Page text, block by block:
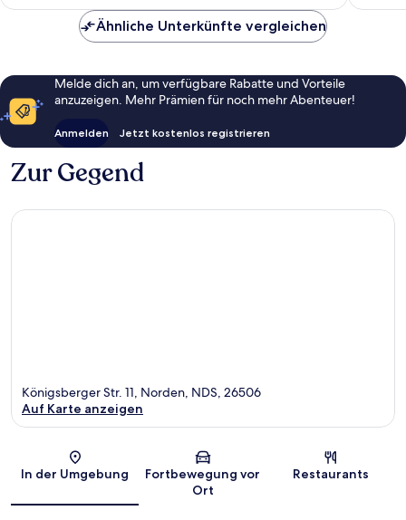
Ähnliche Unterkünfte vergleichen
Melde dich an, um verfügbare Rabatte und Vorteile
anzuzeigen. Mehr Prämien für noch mehr Abenteuer!
Anmelden Jetzt kostenlos registrieren
Zur Gegend
Karte
Königsberger Str. 11, Norden, NDS, 26506
Auf Karte anzeigen
In der Umgebung
Fortbewegung vor
Ort
Restaurants